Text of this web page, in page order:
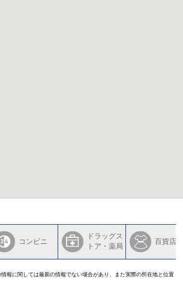
コンビニ
ドラッグス
トア・薬局
百貨店
報に関しては最新の情報でない場合があり、また実際の所在地と位置